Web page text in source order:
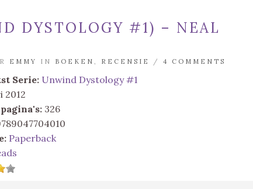
DYSTOLOGY #1) – NEAL
EMMY IN BOEKEN , RECENSIE / 4 COMMENTS
Serie: Unwind Dystology #1
2012
326
Paperback